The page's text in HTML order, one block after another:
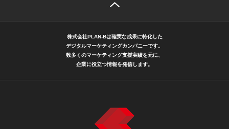
株式会社PLAN-Bは確実な成果に特化した
デジタルマーケティングカンパニーです。
数多くのマーケティング支援実績を元に、
企業に役立つ情報を発信します。